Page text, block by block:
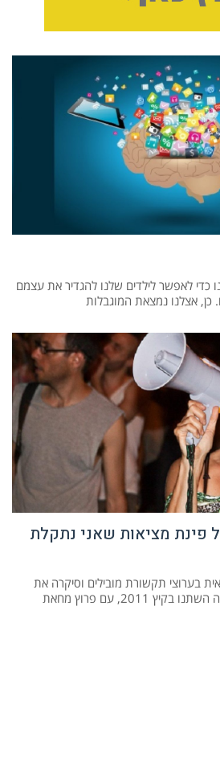
כדי לאפשר לילדים שלנו להגדיר את עצמם
כן, אצלנו נמצאת המוגבלות
פינת מציאות שאני נתקלת
בערוצי תקשורת מובילים וסיקרה את
2011, עם פרוץ מחאת